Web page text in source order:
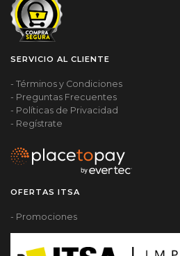
SERVICIO AL CLIENTE
- Términos y Condiciones
- Preguntas Frecuentes
- Políticas de Privacidad
- Regístrate
OFERTAS ITSA
- Promociones